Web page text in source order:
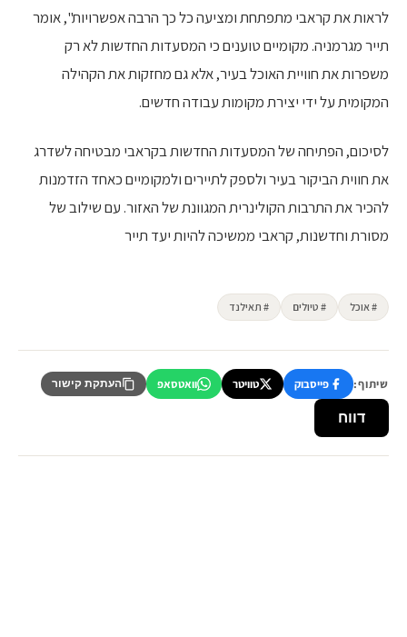
לראות את קראבי מתפתחת ומציעה כל כך הרבה אפשרויות", אומר
תייר מגרמניה. מקומיים טוענים כי המסעדות החדשות לא רק
משפרות את חוויית האוכל בעיר, אלא גם מחזקות את הקהילה
המקומית על ידי יצירת מקומות עבודה חדשים.
לסיכום, הפתיחה של המסעדות החדשות בקראבי מבטיחה לשדרג
את חווית הביקור בעיר ולספק לתיירים ולמקומיים כאחד הזדמנות
להכיר את התרבות הקולינרית המגוונת של האזור. עם שילוב של
מסורת וחדשנות, קראבי ממשיכה להיות יעד תייר
# אוכל # טיולים # תאילנד
שיתוף: פייסבוק טוויטר וואטסאפ העתקת קישור
דווח